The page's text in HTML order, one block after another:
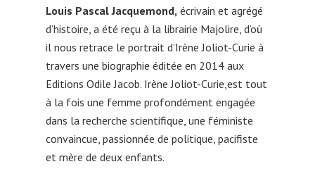
Louis Pascal Jacquemond, écrivain et agrégé
d’histoire, a été reçu à la librairie Majolire, d’où
il nous retrace le portrait d’Irène Joliot-Curie à
travers une biographie éditée en 2014 aux
Editions Odile Jacob. Irène Joliot-Curie,est tout
à la fois une femme profondément engagée
dans la recherche scientifique, une féministe
convaincue, passionnée de politique, pacifiste
et mère de deux enfants.